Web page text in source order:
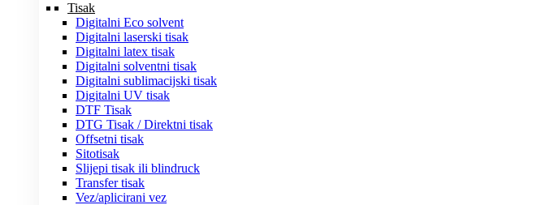
Tisak
Digitalni Eco solvent
Digitalni laserski tisak
Digitalni latex tisak
Digitalni solventni tisak
Digitalni sublimacijski tisak
Digitalni UV tisak
DTF Tisak
DTG Tisak / Direktni tisak
Offsetni tisak
Sitotisak
Slijepi tisak ili blindruck
Transfer tisak
Vez/aplicirani vez